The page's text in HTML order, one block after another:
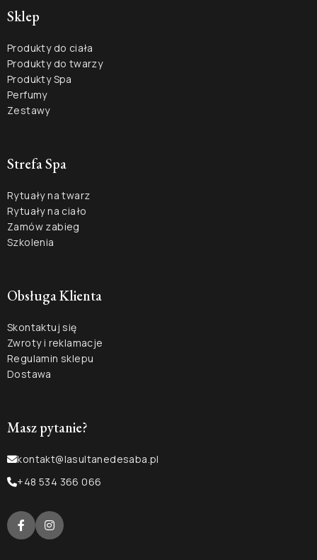
Sklep
Produkty do ciała
Produkty do twarzy
Produkty Spa
Perfumy
Zestawy
Strefa Spa
Rytuały na twarz
Rytuały na ciało
Zamów zabieg
Szkolenia
Obsługa Klienta
Skontaktuj się
Zwroty i reklamacje
Regulamin sklepu
Dostawa
Masz pytanie?
kontakt@lasultanedesaba.pl
+48 534 366 066